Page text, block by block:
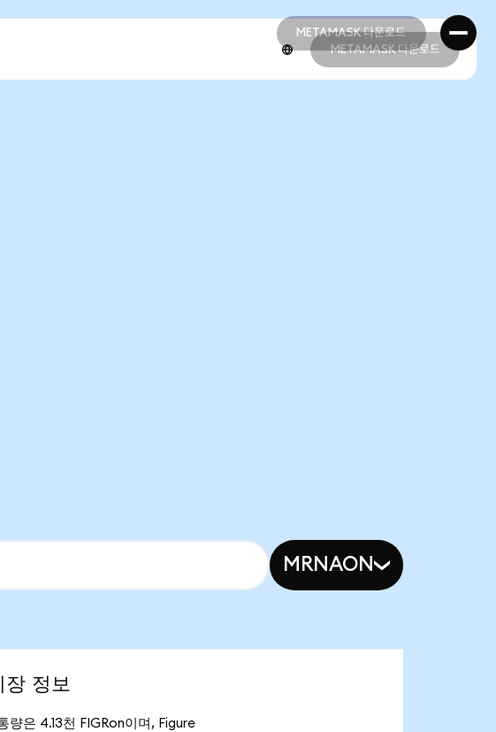
METAMASK 다운로드
METAMASK 다운로드
METAMASK 다운로드
MRNAON
정보
은 4.13천 FIGRon이며, Figure